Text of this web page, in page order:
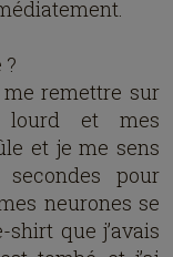
me remettre sur
lourd et mes
et je me sens
pour
neurones se
que j’avais